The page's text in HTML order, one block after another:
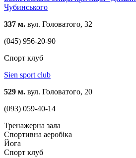
Чубинського
337 м. вул. Головатого, 32
(045) 956-20-90
Спорт клуб
Sien sport club
529 м. вул. Головатого, 20
(093) 059-40-14
Тренажерна зала
Спортивна аеробіка
Йога
Спорт клуб